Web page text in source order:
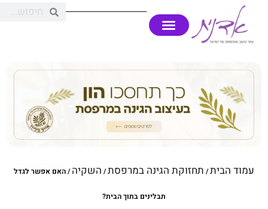
עמוד הבית/תחזוקת הגינה במרפסת/השקיה/ האם אפשר לגדל
תבלינים בתוך הבית?